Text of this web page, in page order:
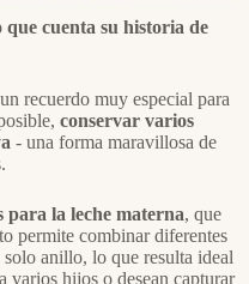
cuenta su historia de
recuerdo muy especial para
conservar varios
- una forma maravillosa de
para la leche materna, que
permite combinar diferentes
anillo, lo que resulta ideal
varios hijos o desean capturar